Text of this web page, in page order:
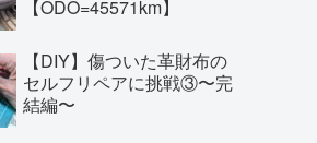
【ODO=45571km】
【DIY】傷ついた革財布の
セルフリペアに挑戦③〜完
結編〜